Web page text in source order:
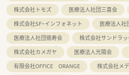
株式会社トモズ
医療法人社団三喜会
株式会社SF・インフォネット
医療法人社
医療法人社団徳寿会
株式会社サンドラ
株式会社カメガヤ
医療法人光陽会
有限会社OFFICE ORANGE
株式会社メ